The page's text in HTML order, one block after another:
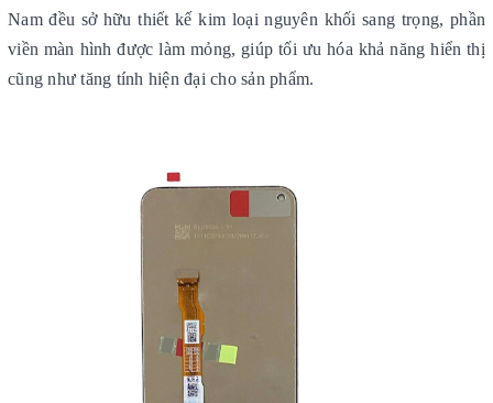
Nam đều sở hữu thiết kế kim loại nguyên khối sang trọng, phần
viền màn hình được làm mỏng, giúp tối ưu hóa khả năng hiển thị
cũng như tăng tính hiện đại cho sản phẩm.